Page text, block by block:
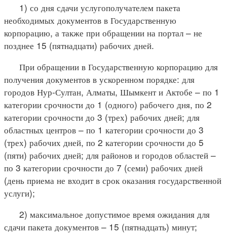
1) со дня сдачи услугополучателем пакета
необходимых документов в Государственную
корпорацию, а также при обращении на портал – не
позднее 15 (пятнадцати) рабочих дней.
При обращении в Государственную корпорацию для
получения документов в ускоренном порядке: для
городов Нур-Султан, Алматы, Шымкент и Актобе – по 1
категории срочности до 1 (одного) рабочего дня, по 2
категории срочности до 3 (трех) рабочих дней; для
областных центров – по 1 категории срочности до 3
(трех) рабочих дней, по 2 категории срочности до 5
(пяти) рабочих дней; для районов и городов областей –
по 3 категории срочности до 7 (семи) рабочих дней
(день приема не входит в срок оказания государственной
услуги);
2) максимальное допустимое время ожидания для
сдачи пакета документов – 15 (пятнадцать) минут;